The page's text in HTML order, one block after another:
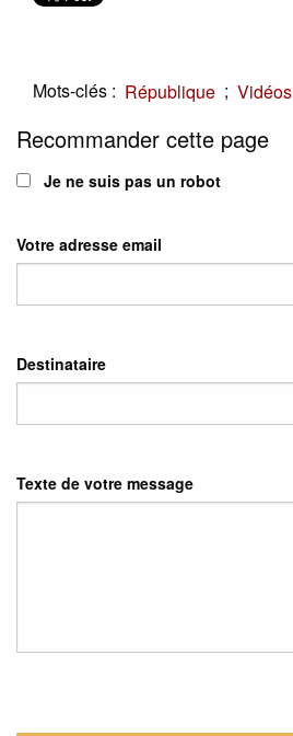
Mots-clés : République ; Vidéos
Recommander cette page
Je ne suis pas un robot
Votre adresse email
Destinataire
Texte de votre message